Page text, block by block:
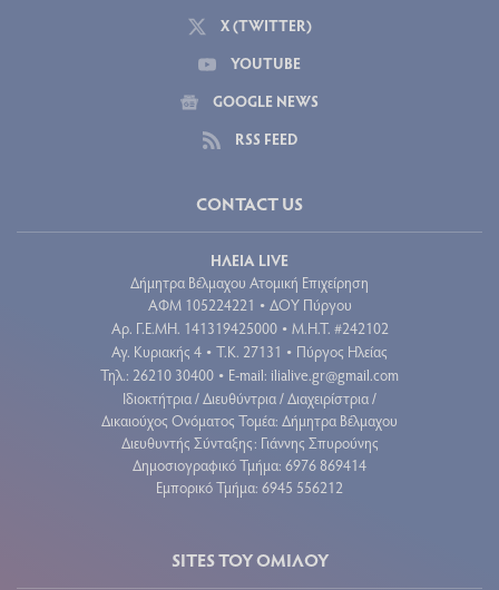
X (TWITTER)
YOUTUBE
GOOGLE NEWS
RSS FEED
CONTACT US
ΗΛΕΙΑ LIVE
Δήμητρα Βέλμαχου Ατομική Επιχείρηση
ΑΦΜ 105224221 • ΔΟΥ Πύργου
Aρ. Γ.Ε.ΜΗ. 141319425000 • Μ.Η.Τ. #242102
Αγ. Κυριακής 4 • Τ.Κ. 27131 • Πύργος Ηλείας
Τηλ.: 26210 30400 • E-mail: ilialive.gr@gmail.com
Ιδιοκτήτρια / Διευθύντρια / Διαχειρίστρια /
Δικαιούχος Ονόματος Τομέα: Δήμητρα Βέλμαχου
Διευθυντής Σύνταξης: Γιάννης Σπυρούνης
Δημοσιογραφικό Τμήμα: 6976 869414
Εμπορικό Τμήμα: 6945 556212
SITES ΤΟΥ ΟΜΙΛΟΥ